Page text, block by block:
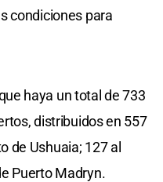
condiciones para
haya un total de 733
distribuidos en 557
de Ushuaia; 127 al
Puerto Madryn.